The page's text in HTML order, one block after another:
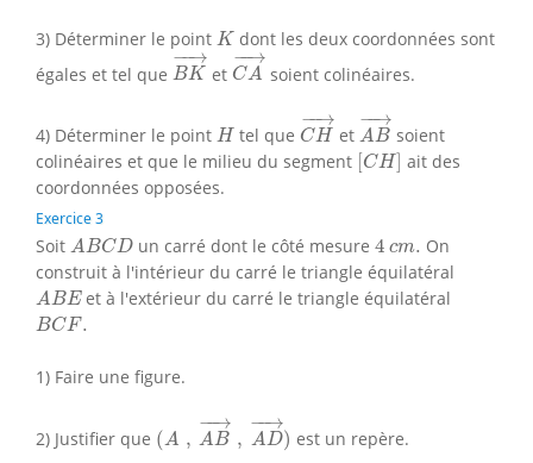
3) Déterminer le point K
K dont les deux coordonnées sont
égales et tel que
−
−→
BK
BK→
et
−
−→
CA
CA→
soient colinéaires.
4) Déterminer le point H
Htel que
−
−→
CH
CH→
et
−
−→
AB
AB→
soient
colinéaires et que le milieu du segment [CH]
[CH] ait des
coordonnées opposées.
Exercice 3
Soit ABCD
A BCD un carré dont le côté mesure 4 cm.
4 cm
On
construit à l'intérieur du carré le triangle équilatéral
ABE
A BE et à l'extérieur du carré le triangle équilatéral
BCF.
BCF.
1) Faire une figure.
2) Justifier que (A ,
−
−→
AB ,
−
−→
AD)
B→ AD→
est un repère.